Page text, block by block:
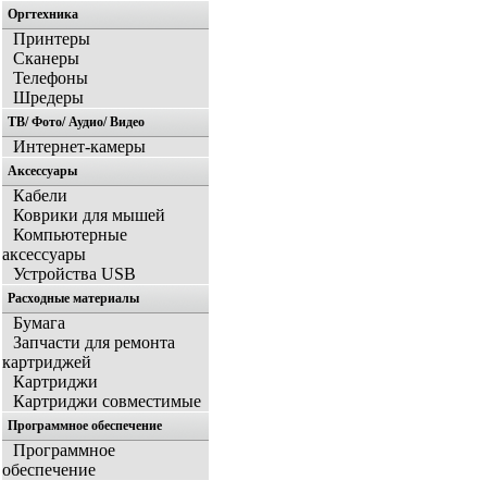
Оргтехника
Принтеры
Сканеры
Телефоны
Шредеры
ТВ/ Фото/ Аудио/ Видео
Интернет-камеры
Аксессуары
Кабели
Коврики для мышей
Компьютерные
аксессуары
Устройства USB
Расходные материалы
Бумага
Запчасти для ремонта
картриджей
Картриджи
Картриджи совместимые
Программное обеспечение
Программное
обеспечение